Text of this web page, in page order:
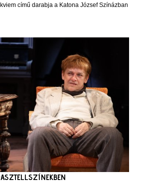
című darabja a Katona József Színázban